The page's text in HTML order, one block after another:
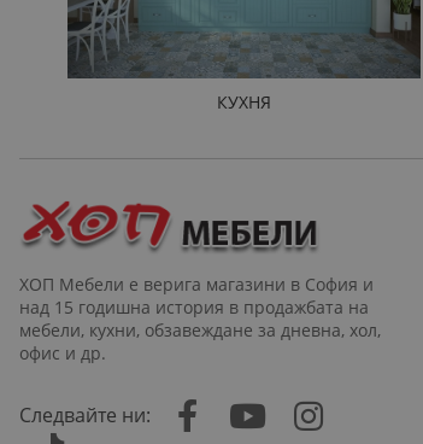
КУХНЯ
ХОП Мебели е верига магазини в София и
над 15 годишна история в продажбата на
мебели, кухни, обзавеждане за дневна, хол,
офис и др.
Следвайте ни: